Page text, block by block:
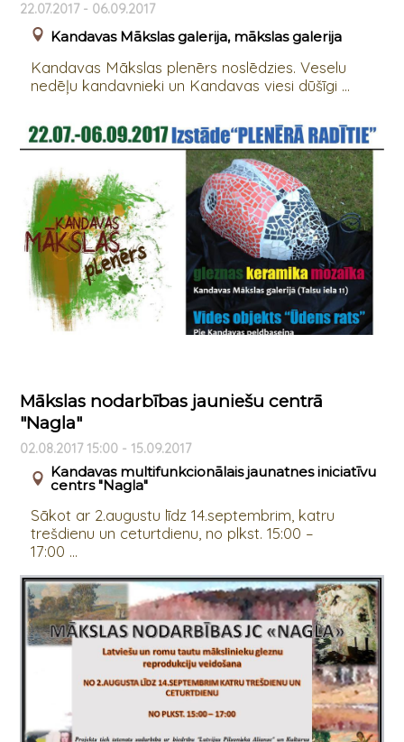
22.07.2017 - 06.09.2017
Kandavas Mākslas galerija, mākslas galerija
Kandavas Mākslas plenērs noslēdzies. Veselu
nedēļu kandavnieki un Kandavas viesi dūšīgi ...
Mākslas nodarbības jauniešu centrā
"Nagla"
02.08.2017 15:00 - 15.09.2017
Kandavas multifunkcionālais jaunatnes iniciatīvu
centrs "Nagla"
Sākot ar 2.augustu līdz 14.septembrim, katru
trešdienu un ceturtdienu, no plkst. 15:00 –
17:00 ...